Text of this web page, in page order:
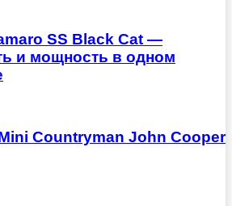
SS Black Cat —
и мощность в одном
Countryman John Cooper